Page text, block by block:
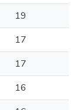
19
17
17
16